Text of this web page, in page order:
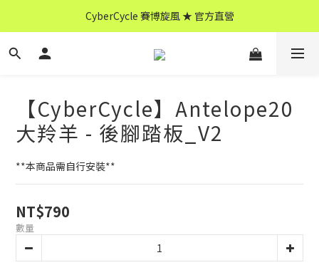
CyberCycle 賽博旋風 ★ 官方直營
CyberCycle 賽博旋風 ★ 官方直營
↖ 全館消費滿 $599 免運 ↘
【CyberCycle】Antelope20
大羚羊 - 後腳踏板_V2
**本商品需自行安裝**
NT$790
數量